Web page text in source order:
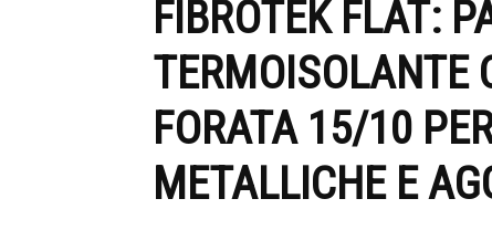
FIBROTEK FLAT:
TERMOISOLANTE
FORATA 15/10
METALLICHE E